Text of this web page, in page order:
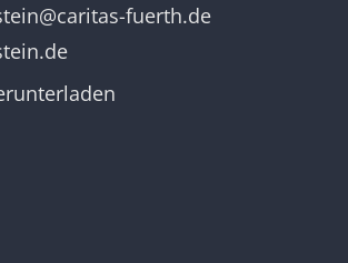
fuerth.de